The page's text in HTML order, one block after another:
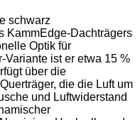
schwarz
KammEdge-Dachträgers
Optik für
Variante ist er etwa 15 %
über die
die die Luft um
und Luftwiderstand